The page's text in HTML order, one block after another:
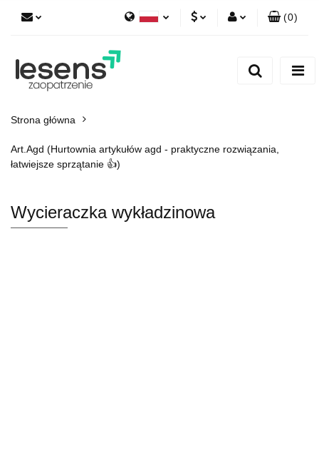
(0)
Strona główna
Art.Agd (Hurtownia artykułów agd - praktyczne rozwiązania,
łatwiejsze sprzątanie 👍)
Wycieraczka wykładzinowa